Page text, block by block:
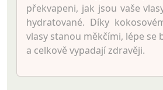
překvapeni, jak jsou vaše
hydratované. Díky
vlasy stanou měkčími, lépe se
a celkově vypadají zdravěji.